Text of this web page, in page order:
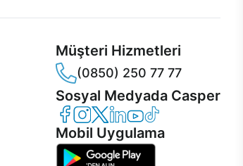
Müşteri Hizmetleri
(0850) 250 77 77
Sosyal Medyada Casper
Casper Facebook
Casper Instagram
Casper Twitter
Casper LinkedIn
Casper YouTube
Casper TikTok
Mobil Uygulama